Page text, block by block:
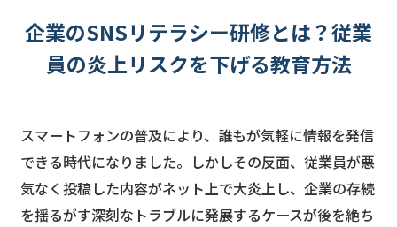
企業のSNSリテラシー研修とは？従業
員の炎上リスクを下げる教育方法
スマートフォンの普及により、誰もが気軽に情報を発信
できる時代になりました。しかしその反面、従業員が悪
気なく投稿した内容がネット上で大炎上し、企業の存続
を揺るがす深刻なトラブルに発展するケースが後を絶ち